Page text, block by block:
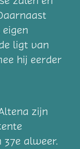
ligt van
hij eerder
zijn
alweer.